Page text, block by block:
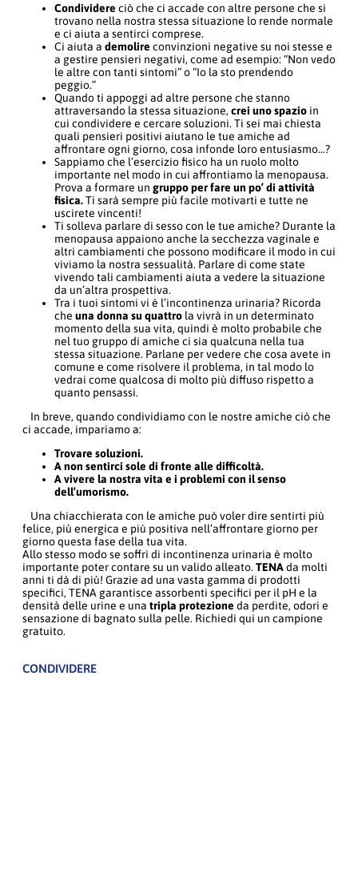
Condividere ciò che ci accade con altre persone che si
trovano nella nostra stessa situazione lo rende normale
e ci aiuta a sentirci comprese.
Ci aiuta a demolire convinzioni negative su noi stesse e
a gestire pensieri negativi, come ad esempio: “Non vedo
le altre con tanti sintomi” o “Io la sto prendendo
peggio.”
Quando ti appoggi ad altre persone che stanno
attraversando la stessa situazione, crei uno spazio in
cui condividere e cercare soluzioni. Ti sei mai chiesta
quali pensieri positivi aiutano le tue amiche ad
affrontare ogni giorno, cosa infonde loro entusiasmo…?
Sappiamo che l’esercizio fisico ha un ruolo molto
importante nel modo in cui affrontiamo la menopausa.
Prova a formare un gruppo per fare un po’ di attività
fisica.Ti sarà sempre più facile motivarti e tutte ne
uscirete vincenti!
Ti solleva parlare di sesso con le tue amiche? Durante la
menopausa appaiono anche la secchezza vaginale e
altri cambiamenti che possono modificare il modo in cui
viviamo la nostra sessualità. Parlare di come state
vivendo tali cambiamenti aiuta a vedere la situazione
da un’altra prospettiva.
Tra i tuoi sintomi vi è l’incontinenza urinaria? Ricorda
che una donna su quattro la vivrà in un determinato
momento della sua vita, quindi è molto probabile che
nel tuo gruppo di amiche ci sia qualcuna nella tua
stessa situazione. Parlane per vedere che cosa avete in
comune e come risolvere il problema, in tal modo lo
vedrai come qualcosa di molto più diffuso rispetto a
quanto pensassi.
In breve, quando condividiamo con le nostre amiche ciò che
ci accade, impariamo a:
Trovare soluzioni.
A non sentirci sole di fronte alle difficoltà.
A vivere la nostra vita e i problemi con il senso
dell’umorismo.
Una chiacchierata con le amiche può voler dire sentirti più
felice, più energica e più positiva nell’affrontare giorno per
giorno questa fase della tua vita.
Allo stesso modo se soffri di incontinenza urinaria è molto
importante poter contare su un valido alleato. TENAda molti
anni ti dà di più! Grazie ad una vasta gamma di prodotti
specifici, TENA garantisce assorbenti specifici per il pH e la
densità delle urine e una tripla protezione da perdite, odori e
sensazione di bagnato sulla pelle. Richiedi qui un campione
gratuito.
CONDIVIDERE